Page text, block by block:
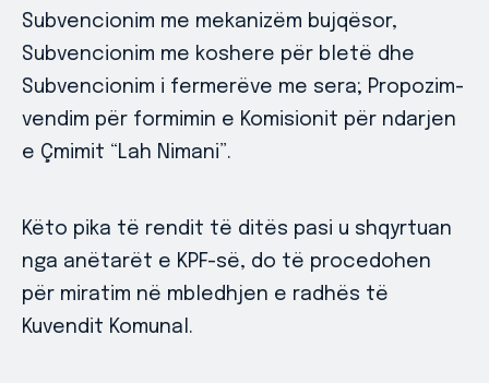
Subvencionim me mekanizëm bujqësor,
Subvencionim me koshere për bletë dhe
Subvencionim i fermerëve me sera; Propozim-
vendim për formimin e Komisionit për ndarjen
e Çmimit “Lah Nimani”.
Këto pika të rendit të ditës pasi u shqyrtuan
nga anëtarët e KPF-së, do të procedohen
për miratim në mbledhjen e radhës të
Kuvendit Komunal.